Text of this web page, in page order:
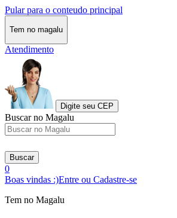
Pular para o conteudo principal
Tem no magalu
Atendimento
Digite seu CEP
Buscar no Magalu
Buscar
0
Boas vindas :)Entre ou Cadastre-se
Tem no Magalu